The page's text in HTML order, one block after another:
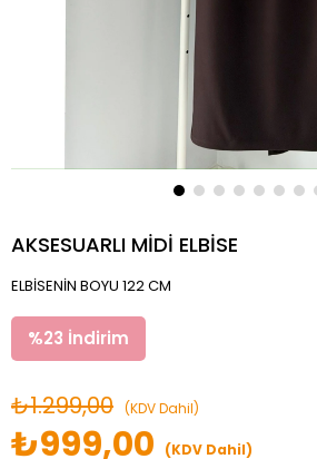
AKSESUARLI MİDİ ELBİSE
ELBİSENİN BOYU 122 CM
%23 İndirim
₺1.299,00 (KDV Dahil)
₺999,00 (KDV Dahil)